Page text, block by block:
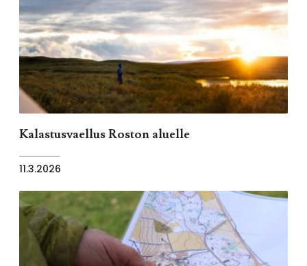
Kalastusvaellus Roston aluelle
11.3.2026